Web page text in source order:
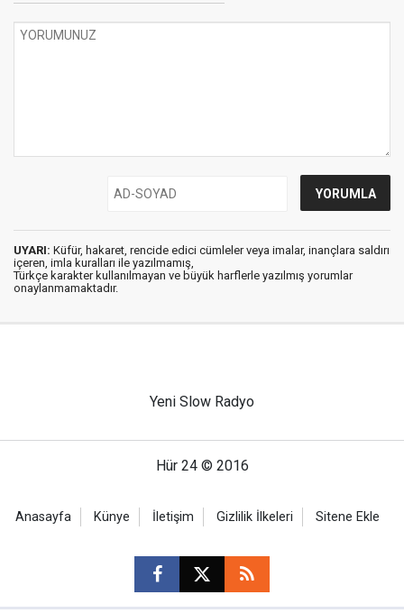
UYARI: Küfür, hakaret, rencide edici cümleler veya imalar, inançlara saldırı
içeren, imla kuralları ile yazılmamış,
Türkçe karakter kullanılmayan ve büyük harflerle yazılmış yorumlar
onaylanmamaktadır.
Yeni Slow Radyo
Hür 24 © 2016
Anasayfa Künye İletişim Gizlilik İlkeleri Sitene Ekle